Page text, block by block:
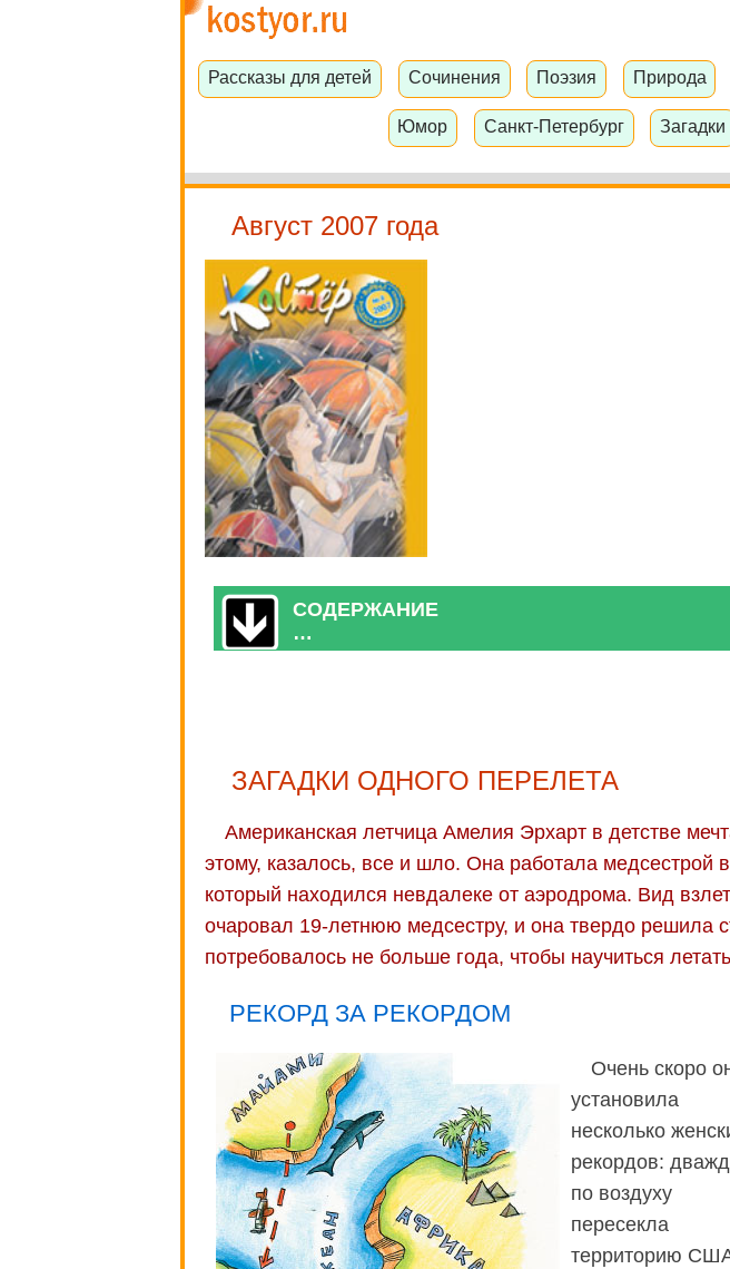
Рассказы для детей Сочинения Поэзия Природа
Юмор Санкт-Петербург Загадки
Август 2007 года
СОДЕРЖАНИЕ
…
ЗАГАДКИ ОДНОГО ПЕРЕЛЕТА
Американская летчица Амелия Эрхарт в детстве
этому, казалось, все и шло. Она работала медсестрой
который находился невдалеке от аэродрома. Вид
очаровал 19-летнюю медсестру, и она твердо решила
потребовалось не больше года, чтобы научиться
РЕКОРД ЗА РЕКОРДОМ
Очень скоро
установила
несколько
рекордов:
по воздуху
пересекла
территорию